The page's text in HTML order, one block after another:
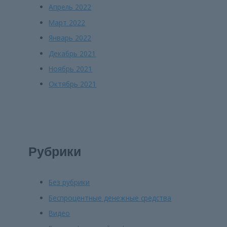
Апрель 2022
Март 2022
Январь 2022
Декабрь 2021
Ноябрь 2021
Октябрь 2021
Рубрики
Без рубрики
Беспроцентные денежные средства
Видео